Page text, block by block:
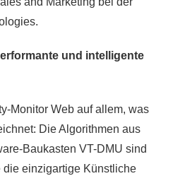
und intelligente
Monitor Web auf allem, was
Die Algorithmen aus
Baukasten VT-DMU sind
einzigartige Künstliche